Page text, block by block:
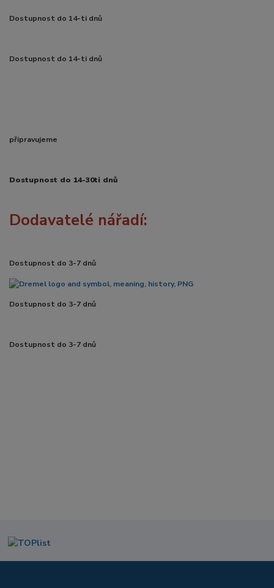
Dostupnost do 14-ti dnů
Dostupnost do 14-ti dnů
připravujeme
Dostupnost do 14-30ti dnů
Dodavatelé nářadí:
Dostupnost do 3-7 dnů
Dostupnost do 3-7 dnů
Dostupnost do 3-7 dnů